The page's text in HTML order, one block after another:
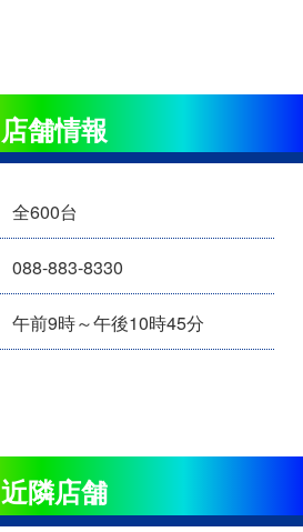
店舗情報
全600台
088-883-8330
午前9時～午後10時45分
近隣店舗